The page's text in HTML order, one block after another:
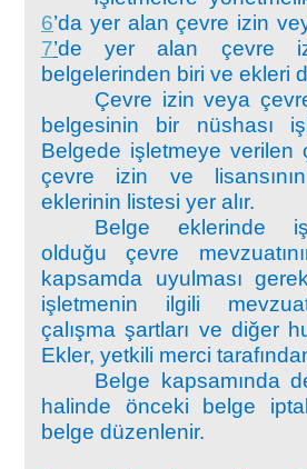
6’da yer alan çevre izin
7’de yer alan çevre
belgelerinden biri ve ekleri
Çevre izin veya
belgesinin bir nüshası
Belgede işletmeye verilen
çevre izin ve
eklerinin listesi yer alır.
Belge eklerinde
olduğu çevre
kapsamda uyulması
işletmenin ilgili
çalışma şartları ve diğer
Ekler, yetkili merci
Belge kapsamında
halinde önceki belge
belge düzenlenir.